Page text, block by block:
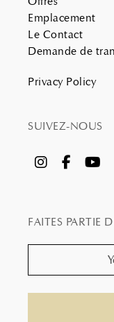
Emplacement
Le Contact
Demande de
Privacy Policy
SUIVEZ-NOUS
FAITES PARTIE